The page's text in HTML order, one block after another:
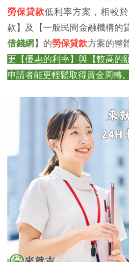
勞保貸款低利率方案，相較
款】及【一般民間金融機構的
借錢網】的勞保貸款方案的整
更【優惠的利率】與【較高的
申請者能更輕鬆取得資金周轉。